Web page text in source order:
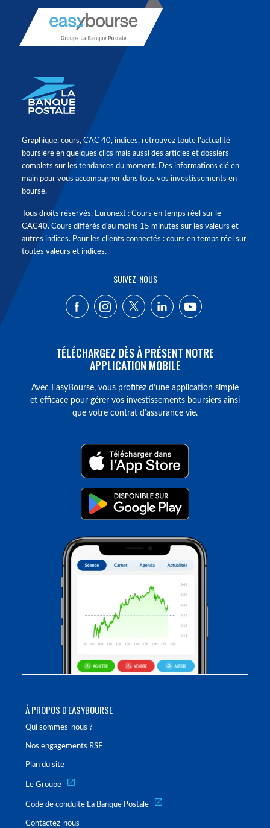
À PROPOS D'EASYBOURSE
Qui sommes-nous ?
Nos engagements RSE
Plan du site
Le Groupe
Code de conduite La Banque Postale
Contactez-nous
Graphique, cours, CAC 40, indices, retrouvez toute l'actualité
boursière en quelques clics mais aussi des articles et dossiers
complets sur les tendances du moment. Des informations clé en
main pour vous accompagner dans tous vos investissements en
bourse.
Tous droits réservés. Euronext : Cours en temps réel sur le
CAC40. Cours différés d'au moins 15 minutes sur les valeurs et
autres indices. Pour les clients connectés : cours en temps réel sur
toutes valeurs et indices.
SUIVEZ-NOUS
TÉLÉCHARGEZ DÈS À PRÉSENT NOTRE
APPLICATION MOBILE
Avec EasyBourse, vous profitez d’une application simple
et efficace pour gérer vos investissements boursiers ainsi
que votre contrat d’assurance vie.